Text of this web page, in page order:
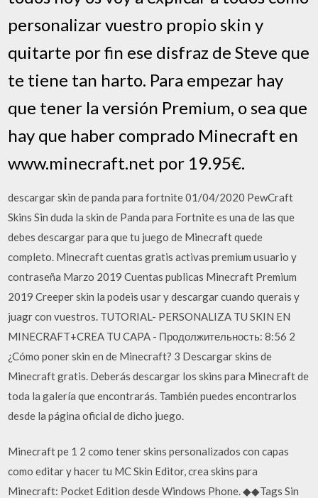
personalizar vuestro propio skin y
quitarte por fin ese disfraz de Steve que
te tiene tan harto. Para empezar hay
que tener la versión Premium, o sea que
hay que haber comprado Minecraft en
www.minecraft.net por 19.95€.
descargar skin de panda para fortnite 01/04/2020 PewCraft
Skins Sin duda la skin de Panda para Fortnite es una de las que
debes descargar para que tu juego de Minecraft quede
completo. Minecraft cuentas gratis activas premium usuario y
contraseña Marzo 2019 Cuentas publicas Minecraft Premium
2019 Creeper skin la podeis usar y descargar cuando querais y
juagr con vuestros. TUTORIAL- PERSONALIZA TU SKIN EN
MINECRAFT+CREA TU CAPA - Продолжительность: 8:56 2
¿Cómo poner skin en de Minecraft? 3 Descargar skins de
Minecraft gratis. Deberás descargar los skins para Minecraft de
toda la galería que encontrarás. También puedes encontrarlos
desde la página oficial de dicho juego.
Minecraft pe 1 2 como tener skins personalizados con capas
como editar y hacer tu MC Skin Editor, crea skins para
Minecraft: Pocket Edition desde Windows Phone. ◆◆Tags Sin